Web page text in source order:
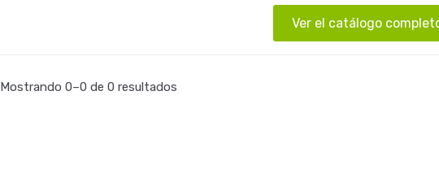
Ver el catálogo
Mostrando 0–0 de 0 resultados